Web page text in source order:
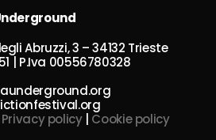
Abruzzi, 3 – 34132 Trieste
| P.Iva 00556780328
Privacy policy| Cookie policy